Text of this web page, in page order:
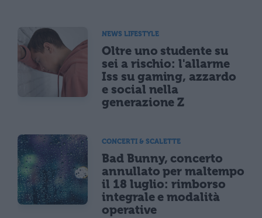
NEWS LIFESTYLE
Oltre uno studente su
sei a rischio: l'allarme
Iss su gaming, azzardo
e social nella
generazione Z
CONCERTI & SCALETTE
Bad Bunny, concerto
annullato per maltempo
il 18 luglio: rimborso
integrale e modalità
operative